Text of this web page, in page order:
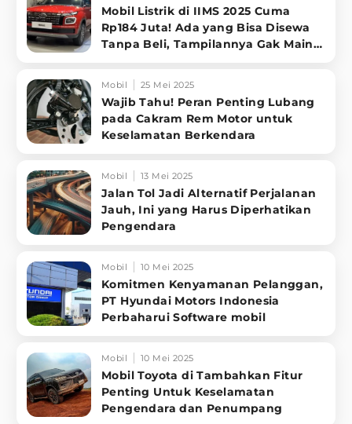
Mobil Listrik di IIMS 2025 Cuma
Rp184 Juta! Ada yang Bisa Disewa
Tanpa Beli, Tampilannya Gak Main-
Mobil 25 Mei 2025
Wajib Tahu! Peran Penting Lubang
pada Cakram Rem Motor untuk
Keselamatan Berkendara
Mobil 13 Mei 2025
Jalan Tol Jadi Alternatif Perjalanan
Jauh, Ini yang Harus Diperhatikan
Pengendara
Mobil 10 Mei 2025
Komitmen Kenyamanan Pelanggan,
PT Hyundai Motors Indonesia
Perbaharui Software mobil
Mobil 10 Mei 2025
Mobil Toyota di Tambahkan Fitur
Penting Untuk Keselamatan
Pengendara dan Penumpang